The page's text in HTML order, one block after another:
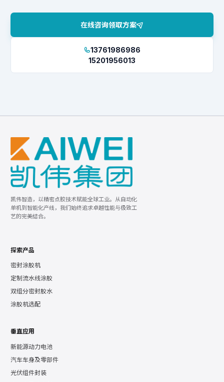
在线咨询领取方案
13761986986
15201956013
凯伟智造，以精密点胶技术赋能全球工业。从自动化
单机到智能化产线，我们始终追求卓越性能与极致工
艺的完美结合。
探索产品
密封涂胶机
定制流水线涂胶
双组分密封胶水
涂胶机选配
垂直应用
新能源动力电池
汽车车身及零部件
光伏组件封装